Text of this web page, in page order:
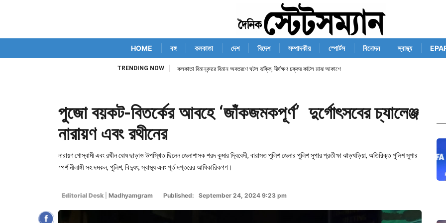
HOME বঙ্গ কলকাতা দেশ বিদেশ সম্পাদকীয় স্পোর্টস বিনোদন স্বাস্থ্য
TRENDING NOW কলকাতা বিমানবন্দরে বিমান অবতরণে ঘটল ঝক্কি, দীর্ঘক্ষণ চক্কর কাটল মাঝ আকাশে
পুজো বয়কট-বিতর্কের আবহে ‘জাঁকজমকপূর্ণ’ দুর্গোৎসবের চ্যালেঞ্জ
নারায়ণ এবং রথীনের
নারায়ণ গোস্বামী এবং রথীন ঘোষ ছাড়াও উপস্থিত ছিলেন জেলাশাসক শরদ কুমার দ্বিবেদী, বারাসত পুলিশ জেলার পুলিশ সুপার প্রতীক্ষা ঝাড়খড়িয়া, অতিরিক্ত পুলিশ সুপার
স্পর্শ নীলাঙ্গী সহ দমকল, পুলিশ, বিদ্যুৎ, স্বাস্থ্য এবং পূর্ত দপ্তরের আধিকারিকগণ।
Editorial Desk Madhyamgram Published: September 24, 2024 9:23 pm